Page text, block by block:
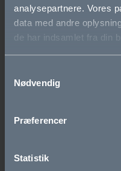
analysepartnere. Vores
data med andre
de har indsamlet fra din
Nødvendig
Præferencer
Statistik
Den første tid i gymnasiet
Cookie- og privatlivspolitik